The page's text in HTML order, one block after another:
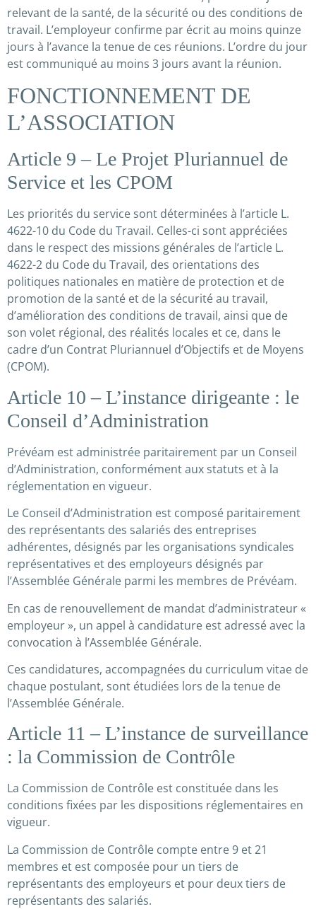
relevant de la santé, de la sécurité ou des conditions de
travail. L’employeur confirme par écrit au moins quinze
jours à l’avance la tenue de ces réunions. L’ordre du jour
est communiqué au moins 3 jours avant la réunion.
FONCTIONNEMENT DE
L’ASSOCIATION
Article 9 – Le Projet Pluriannuel de
Service et les CPOM
Les priorités du service sont déterminées à l’article L.
4622-10 du Code du Travail. Celles-ci sont appréciées
dans le respect des missions générales de l’article L.
4622-2 du Code du Travail, des orientations des
politiques nationales en matière de protection et de
promotion de la santé et de la sécurité au travail,
d’amélioration des conditions de travail, ainsi que de
son volet régional, des réalités locales et ce, dans le
cadre d’un Contrat Pluriannuel d’Objectifs et de Moyens
(CPOM).
Article 10 – L’instance dirigeante : le
Conseil d’Administration
Prévéam est administrée paritairement par un Conseil
d’Administration, conformément aux statuts et à la
réglementation en vigueur.
Le Conseil d’Administration est composé paritairement
des représentants des salariés des entreprises
adhérentes, désignés par les organisations syndicales
représentatives et des employeurs désignés par
l’Assemblée Générale parmi les membres de Prévéam.
En cas de renouvellement de mandat d’administrateur «
employeur », un appel à candidature est adressé avec la
convocation à l’Assemblée Générale.
Ces candidatures, accompagnées du curriculum vitae de
chaque postulant, sont étudiées lors de la tenue de
l’Assemblée Générale.
Article 11 – L’instance de surveillance
: la Commission de Contrôle
La Commission de Contrôle est constituée dans les
conditions fixées par les dispositions réglementaires en
vigueur.
La Commission de Contrôle compte entre 9 et 21
membres et est composée pour un tiers de
représentants des employeurs et pour deux tiers de
représentants des salariés.